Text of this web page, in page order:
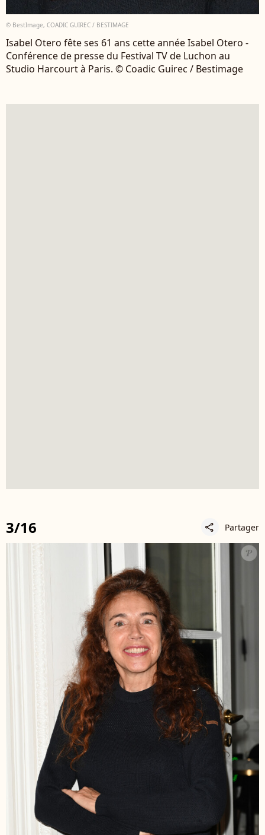
© BestImage, COADIC GUIREC / BESTIMAGE
Isabel Otero fête ses 61 ans cette année Isabel Otero -
Conférence de presse du Festival TV de Luchon au
Studio Harcourt à Paris. © Coadic Guirec / Bestimage
3/16 share Partager